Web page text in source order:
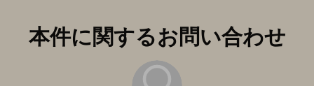
本件に関するお問い合わせ